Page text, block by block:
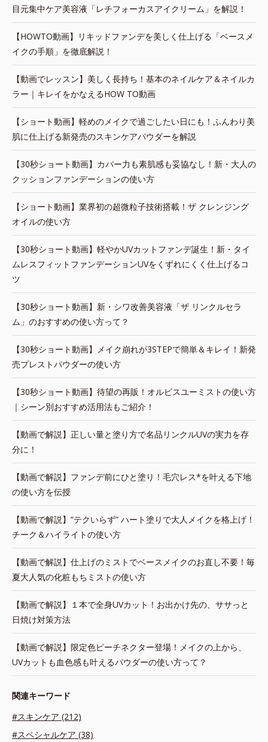
目元集中ケア美容液「レチフォーカスアイクリーム」を解説！
【HOWTO動画】リキッドファンデを美しく仕上げる「ベースメ
イクの手順」を徹底解説！
【動画でレッスン】美しく長持ち！基本のネイルケア＆ネイルカ
ラー｜キレイをかなえるHOW TO動画
【ショート動画】軽めのメイクで過ごしたい日にも！ふんわり美
肌に仕上げる新発売のスキンケアパウダーを解説
【30秒ショート動画】カバー力も素肌感も妥協なし！新・大人の
クッションファンデーションの使い方
【ショート動画】業界初の超微粒子技術搭載！ザ クレンジング
オイルの使い方
【30秒ショート動画】軽やかUVカットファンデ誕生！新・タイ
ムレスフィットファンデーションUVをくずれにくく仕上げるコ
ツ
【30秒ショート動画】新・シワ改善美容液「ザ リンクルセラ
ム」のおすすめの使い方って？
【30秒ショート動画】メイク崩れが3STEPで簡単＆キレイ！新発
売プレストパウダーの使い方
【30秒ショート動画】待望の再販！オルビスユーミストの使い方
｜シーン別おすすめ活用法もご紹介！
【動画で解説】正しい量と塗り方で名品リンクルUVの実力を存
分に！
【動画で解説】ファンデ前にひと塗り！毛穴レス*を叶える下地
の使い方を伝授
【動画で解説】“テクいらず” ハート塗りで大人メイクを格上げ！
チーク＆ハイライトの使い方
【動画で解説】仕上げのミストでベースメイクのお直し不要！毎
夏大人気の化粧もちミストの使い方
【動画で解説】１本で全身UVカット！お出かけ先の、ササっと
日焼け対策方法
【動画で解説】限定色ピーチネクター登場！メイクの上から、
UVカットも血色感も叶えるパウダーの使い方って？
関連キーワード
#スキンケア (212)
#スペシャルケア (38)